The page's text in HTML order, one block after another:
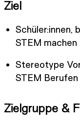
Ziel
Schüler:innen,
STEM machen
Stereotype
STEM
Zielgruppe &